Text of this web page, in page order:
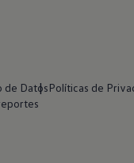
de DatosPolíticas de